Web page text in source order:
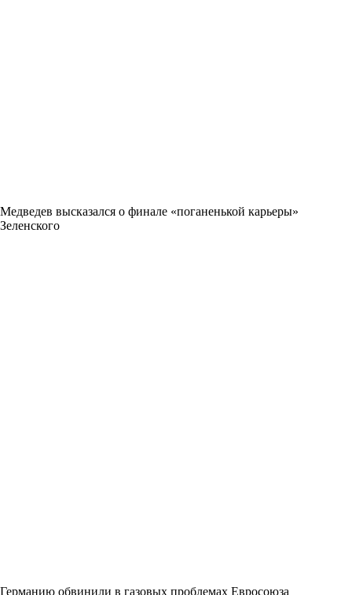
Медведев высказался о финале «поганенькой карьеры»
Зеленского
Германию обвинили в газовых проблемах Евросоюза